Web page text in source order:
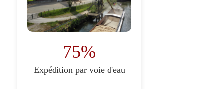
75%
Expédition par voie d'eau